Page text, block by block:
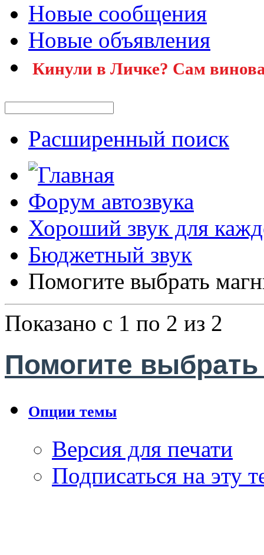
Новые сообщения
Новые объявления
Кинули в Личке? Сам
Расширенный поиск
Форум автозвука
Хороший звук для
Бюджетный звук
Помогите выбрать
Показано с 1 по 2 из 2
Помогите
Опции темы
Версия для печати
Подписаться на эту